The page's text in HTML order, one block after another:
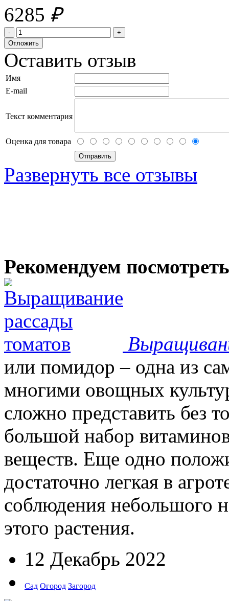
6285 ₽
Оставить отзыв
Имя
E-mail
Текст комментария
Оценка для товара
Развернуть все отзывы
Рекомендуем посмотреть
или помидор – одна из
многими овощных
сложно представить без
большой набор
веществ. Еще одно
достаточно легкая в
соблюдения небольшого
этого растения.
12 Декабрь 2022
Сад Огород Загород